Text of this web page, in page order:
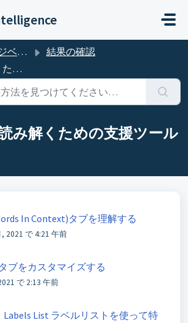
に移動
ース
結果の確認
ル
み解くための支援ツール
In Context)タブを理解する
2021 で 4:21 午前
ブをカスタマイズする
で 2:13 午前
Labels List ラベルリストを使って特